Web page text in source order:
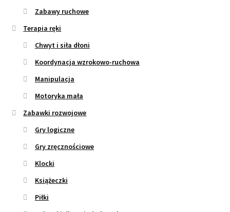
Zabawy ruchowe
Terapia ręki
Chwyt i siła dłoni
Koordynacja wzrokowo-ruchowa
Manipulacja
Motoryka mała
Zabawki rozwojowe
Gry logiczne
Gry zręcznościowe
Klocki
Książeczki
Piłki